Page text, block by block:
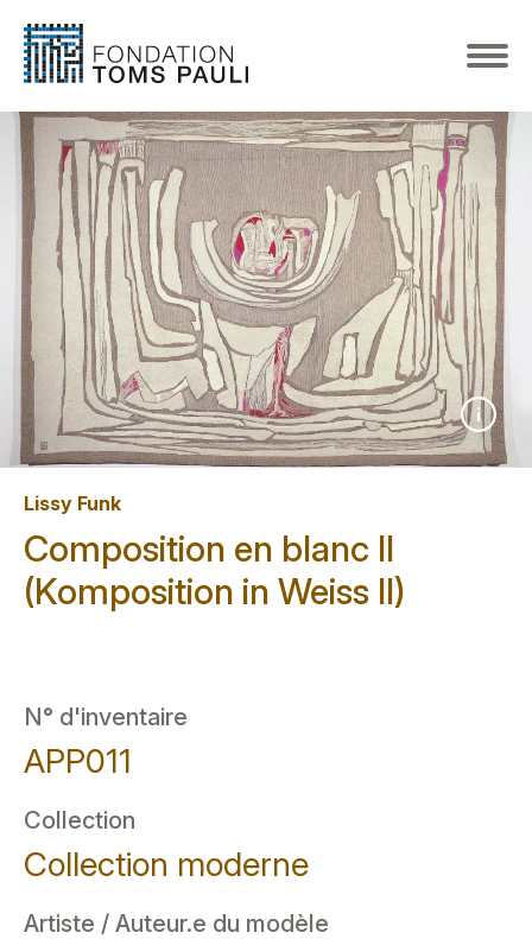
Lissy Funk
Composition en blanc II
(Komposition in Weiss II)
N° d'inventaire
APP011
Collection
Collection moderne
Artiste / Auteur.e du modèle